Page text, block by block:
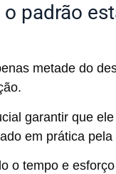
o padrão
metade do
garantir que
em prática pela
o tempo e